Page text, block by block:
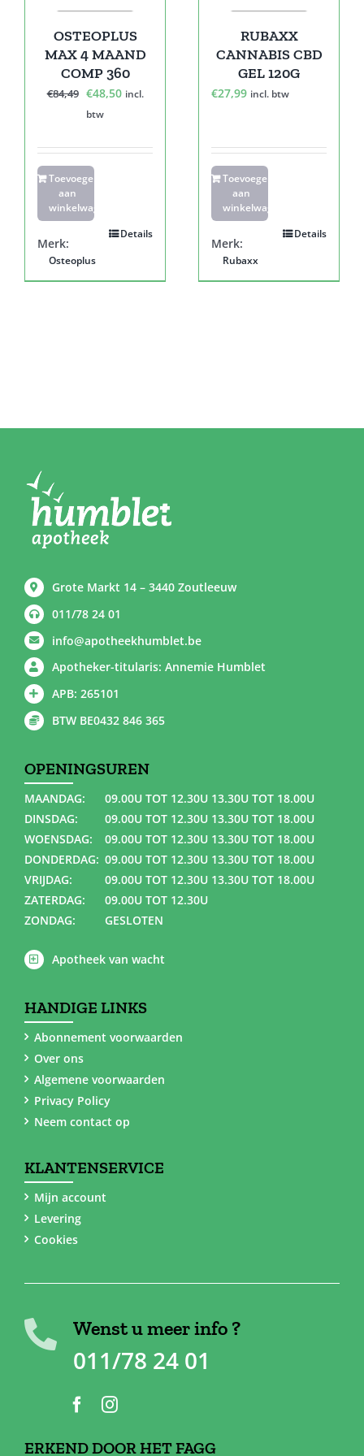
OSTEOPLUS
MAX 4 MAAND
COMP 360
€84,49 Oorspronkelijke
prijs
€84,49.
€48,50Huidige
€48,50.
incl.
btw
Toevoegen
aan
winkelwagen
Details
Merk:
Osteoplus
RUBAXX
CANNABIS CBD
GEL 120G
€27,99 incl. btw
Toevoegen
aan
winkelwagen
Details
Merk:
Rubaxx
Grote Markt 14 – 3440 Zoutleeuw
011/78 24 01
info@apotheekhumblet.be
Apotheker-titularis: Annemie Humblet
APB: 265101
BTW BE0432 846 365
OPENINGSUREN
MAANDAG:
09.00U TOT 12.30U 13.30U TOT 18.00U
DINSDAG:
09.00U TOT 12.30U 13.30U TOT 18.00U
WOENSDAG:
09.00U TOT 12.30U 13.30U TOT 18.00U
DONDERDAG: 09.00U TOT 12.30U 13.30U TOT 18.00U
VRIJDAG:
09.00U TOT 12.30U 13.30U TOT 18.00U
ZATERDAG:
09.00U TOT 12.30U
ZONDAG:
GESLOTEN
Apotheek van wacht
HANDIGE LINKS
Abonnement voorwaarden
Over ons
Algemene voorwaarden
Privacy Policy
Neem contact op
KLANTENSERVICE
Mijn account
Levering
Cookies
Wenst u meer info ?
011/78 24 01
ERKEND DOOR HET FAGG